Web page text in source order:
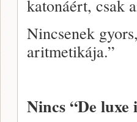
katonáért, csak
Nincsenek
aritmetikája.”
Nincs “De luxe